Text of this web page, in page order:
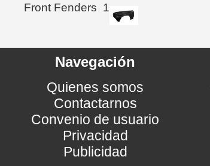
Front Fenders 1
Navegación
Quienes somos
Contactarnos
Convenio de usuario
Privacidad
Publicidad